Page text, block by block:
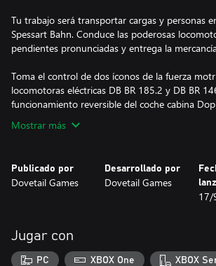
Tu trabajo será transportar cargas y personas
Spessart Bahn. Conduce las poderosas
pendientes pronunciadas y entrega la
Toma el control de dos íconos de la fuerza
locomotoras eléctricas DB BR 185.2 y DB BR
funcionamiento reversible del coche cabina
Mostrar más
Publicado por
Dovetail Games
Desarrollado por
Dovetail Games
17/
Jugar con
PC XBOX One XBOX